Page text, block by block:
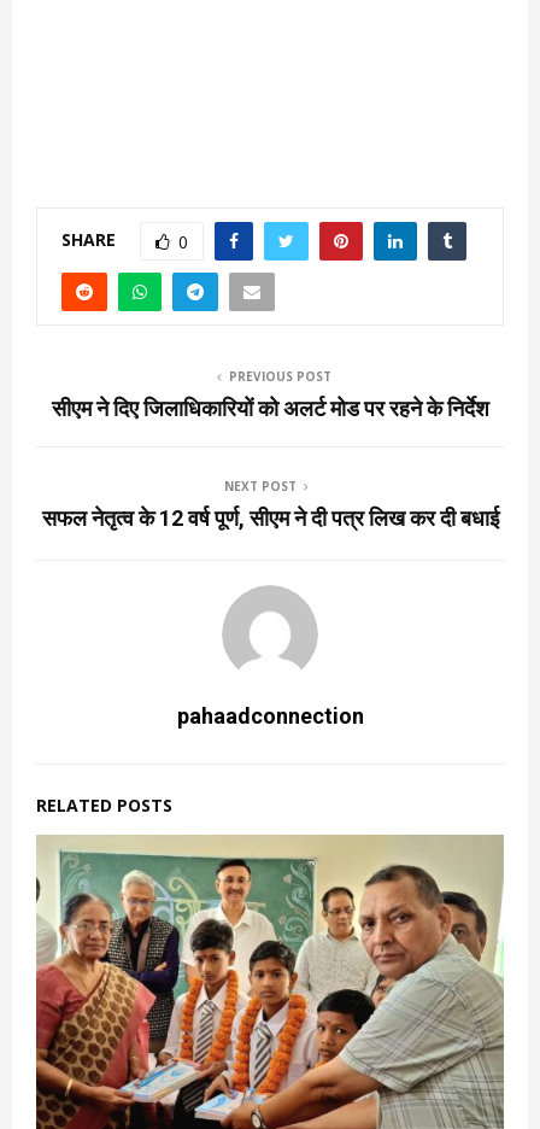
SHARE 0
PREVIOUS POST
सीएम ने दिए जिलाधिकारियों को अलर्ट मोड पर रहने के निर्देश
NEXT POST
सफल नेतृत्व के 12 वर्ष पूर्ण, सीएम ने दी पत्र लिख कर दी बधाई
pahaadconnection
RELATED POSTS